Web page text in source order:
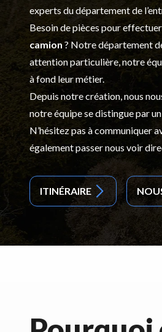
experts du département de l’
Besoin de pièces pour
camion ? Notre département
attention particulière, notre
à fond leur métier.
Depuis notre création, nous
notre équipe se distingue par
N’hésitez pas à communiquer
également passer nous voir
ITINÉRAIRE